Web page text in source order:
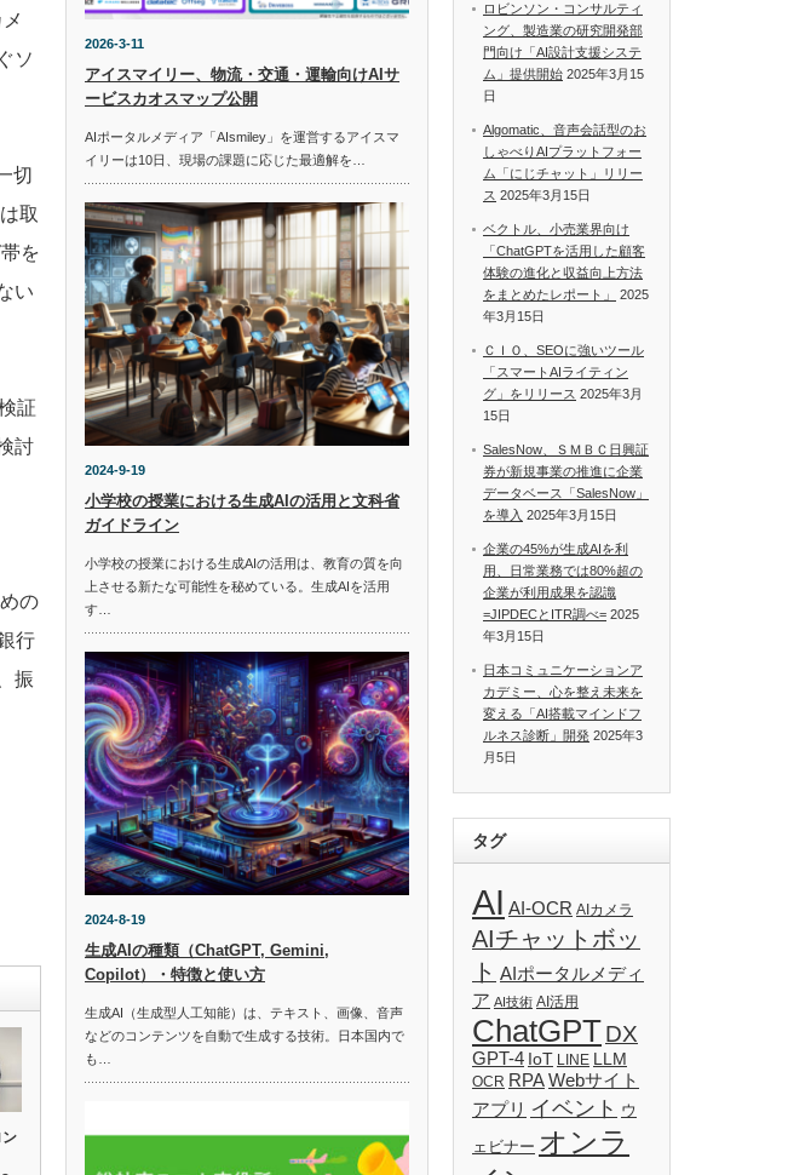
ソ
切
取
を
い
証
討
の
行
振
ン
2026-3-11
アイスマイリー、物流・交通・運輸向けAIサ
ービスカオスマップ公開
AIポータルメディア「AIsmiley」を運営するアイスマ
イリーは10日、現場の課題に応じた最適解を…
2024-9-19
小学校の授業における生成AIの活用と文科省
ガイドライン
小学校の授業における生成AIの活用は、教育の質を向
上させる新たな可能性を秘めている。生成AIを活用
す…
2024-8-19
生成AIの種類（ChatGPT, Gemini,
Copilot）・特徴と使い方
生成AI（生成型人工知能）は、テキスト、画像、音声
などのコンテンツを自動で生成する技術。日本国内で
も…
ロビンソン・コンサルティ
ング、製造業の研究開発部
門向け「AI設計支援システ
ム」提供開始 2025年3月15
日
Algomatic、音声会話型のお
しゃべりAIプラットフォー
ム「にじチャット」リリー
ス 2025年3月15日
ベクトル、小売業界向け
「ChatGPTを活用した顧客
体験の進化と収益向上方法
をまとめたレポート」
2025
年3月15日
ＣＩＯ、SEOに強いツール
「スマートAIライティン
グ」をリリース 2025年3月
15日
SalesNow、ＳＭＢＣ日興証
券が新規事業の推進に企業
データベース「SalesNow」
を導入 2025年3月15日
企業の45%が生成AIを利
用、日常業務では80%超の
企業が利用成果を認識
=JIPDECとITR調べ= 2025
年3月15日
日本コミュニケーションア
カデミー、心を整え未来を
変える「AI搭載マインドフ
ルネス診断」開発 2025年3
月5日
タグ
AI AI-OCR AIカメラ
AIチャットボッ
ト AIポータルメディ
ア AI技術 AI活用
ChatGPTDX
GPT-4 IoT LINE LLM
OCR RPAWebサイト
アプリ イベント ウ
ェビナー オンラ